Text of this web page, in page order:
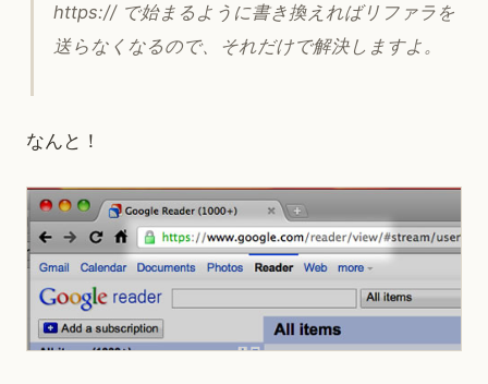
https:// で始まるように書き換えればリファラを
送らなくなるので、それだけで解決しますよ。
なんと！